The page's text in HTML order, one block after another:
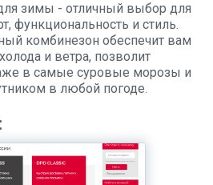
зимы - отличный выбор для
функциональность и стиль.
комбинезон обеспечит вам
и ветра, позволит
в самые суровые морозы и
в любой погоде.